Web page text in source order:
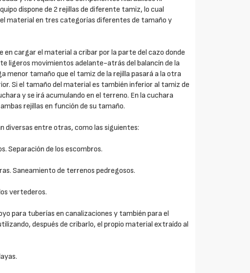
dispone de 2 rejillas de diferente tamiz, lo cual
material en tres categorías diferentes de tamaño y
cargar el material a cribar por la parte del cazo donde
ligeros movimientos adelante-atrás del balancín de la
menor tamaño que el tamiz de la rejilla pasará a la otra
Si el tamaño del material es también inferior al tamiz de
y se irá acumulando en el terreno. En la cuchara
rejillas en función de su tamaño.
diversas entre otras, como las siguientes:
Separación de los escombros.
Saneamiento de terrenos pedregosos.
vertederos.
para tuberías en canalizaciones y también para el
después de cribarlo, el propio material extraído al